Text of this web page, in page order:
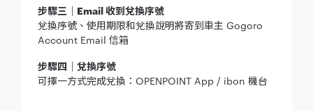
步驟三｜Email 收到兌換序號
兌換序號、使用期限和兌換說明將寄到車主 Gogoro
Account Email 信箱
步驟四｜兌換序號
可擇一方式完成兌換：OPENPOINT App / ibon 機台